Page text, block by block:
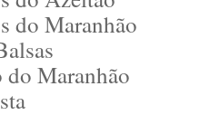
do Maranhão
do Maranhão